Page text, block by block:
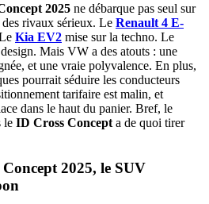
2025 ne débarque pas seul sur
rivaux sérieux. Le Renault 4 E-
Kia EV2 mise sur la techno. Le
Mais VW a des atouts : une
et une vraie polyvalence. En plus,
pourrait séduire les conducteurs
tarifaire est malin, et
dans le haut du panier. Bref, le
le ID Cross Concept a de quoi tirer
2025, le SUV